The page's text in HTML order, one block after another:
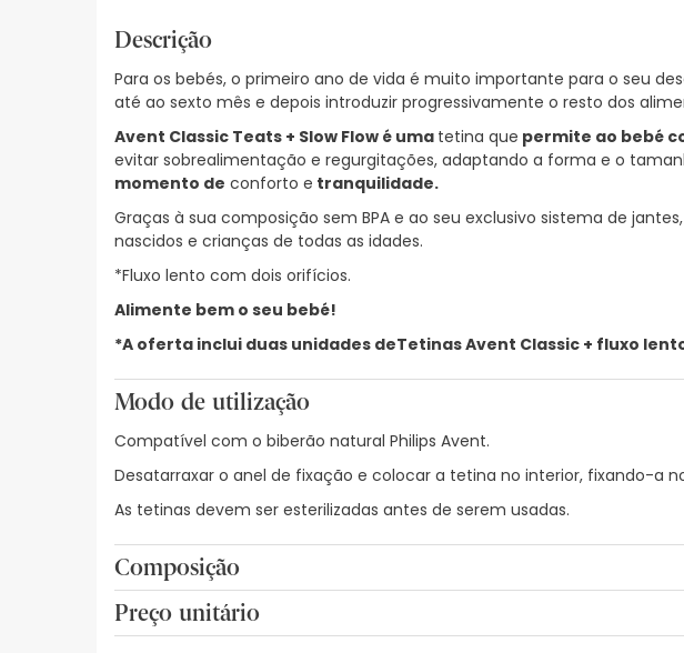
Descrição
Para os bebés, o primeiro ano de vida é muito importante para o seu
até ao sexto mês e depois introduzir progressivamente o resto dos
Avent Classic Teats + Slow Flow é uma tetina que permite ao bebé
evitar sobrealimentação e regurgitações, adaptando a forma e o
momento de conforto e tranquilidade.
Graças à sua composição sem BPA e ao seu exclusivo sistema de
nascidos e crianças de todas as idades.
*Fluxo lento com dois orifícios.
Alimente bem o seu bebé!
*A oferta inclui duas unidades deTetinas Avent Classic + fluxo
Modo de utilização
Compatível com o biberão natural Philips Avent.
Desatarraxar o anel de fixação e colocar a tetina no interior, fixando-a
As tetinas devem ser esterilizadas antes de serem usadas.
Composição
Feito de silicone extra macio.
Preço unitário